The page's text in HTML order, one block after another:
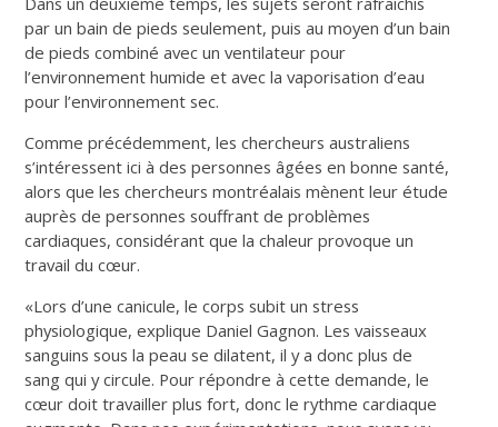
par un bain de pieds seulement, puis au moyen d’un bain
de pieds combiné avec un ventilateur pour
l’environnement humide et avec la vaporisation d’eau
pour l’environnement sec.
Comme précédemment, les chercheurs australiens
s’intéressent ici à des personnes âgées en bonne santé,
alors que les chercheurs montréalais mènent leur étude
auprès de personnes souffrant de problèmes
cardiaques, considérant que la chaleur provoque un
travail du cœur.
«Lors d’une canicule, le corps subit un stress
physiologique, explique Daniel Gagnon. Les vaisseaux
sanguins sous la peau se dilatent, il y a donc plus de
sang qui y circule. Pour répondre à cette demande, le
cœur doit travailler plus fort, donc le rythme cardiaque